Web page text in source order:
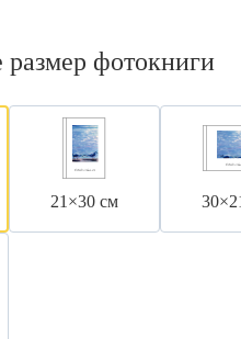
фотокниги
21×30 см